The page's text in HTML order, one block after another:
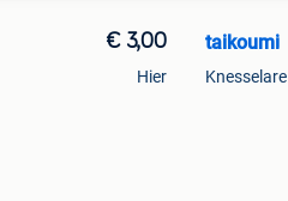
€ 3,00
Hier
taikoumi
Knesselare